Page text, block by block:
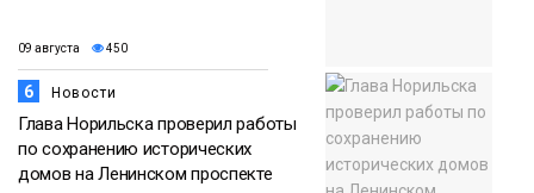
09 августа 450
6 Новости
Глава Норильска проверил работы
по сохранению исторических
домов на Ленинском проспекте